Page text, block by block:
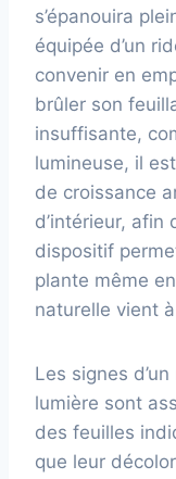
s’épanouira
équipée d’un
convenir en
brûler son
insuffisante,
lumineuse, il
de croissance
d’intérieur, afin
dispositif
plante même
naturelle vient
Les signes
lumière sont
des feuilles
que leur